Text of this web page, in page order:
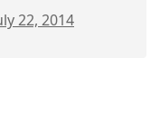
22, 2014